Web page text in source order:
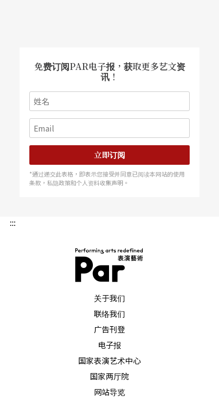
艺术」（Live Art）。从偶发艺术（Happenings）
渐成形并且持续发展至今。「时间」的概念是「即
场艺术」的核心之一；「强迫娱乐」的演出经常颠
覆观者对于时间的感受，借此更要求观者的当下专
注与体验。艾契尔曾接受《卫报》访问表示：「我
们不恨剧场，我们很享受剧场的活力、故事还有当
它。」
除了导演，艾契尔本人也是非常杰出的艺术家。不
只表演，他还涉猎摄影、文字、装置及录像等创作
dern）的驻馆艺术家之一。犹如艾契尔本人的创作
触角多元且不停改变，「强迫娱乐」作为英国前卫
剧场的指标性剧团，从未停止对于剧场语汇的反思
和探索。以艾契尔为首的实验剧场创作者也揭示了
英国前卫表演的特色：难以定义与归类，并且，也
免费订阅PAR电子报，获取更多艺文资
讯！
立即订阅
*通过递交此表格，即表示您接受并同意已阅读本网站的使用
条款，私隐政策和个人资料收集声明。
:::
关于我们
联络我们
广告刊登
电子报
国家表演艺术中心
国家两厅院
网站导览